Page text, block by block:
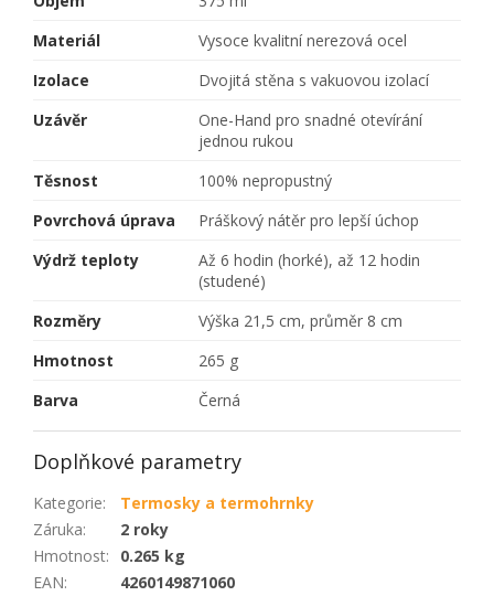
Materiál
Vysoce kvalitní nerezová ocel
Izolace
Dvojitá stěna s vakuovou izolací
Uzávěr
One-Hand pro snadné otevírání
jednou rukou
Těsnost
100% nepropustný
Povrchová úprava
Práškový nátěr pro lepší úchop
Výdrž teploty
Až 6 hodin (horké), až 12 hodin
(studené)
Rozměry
Výška 21,5 cm, průměr 8 cm
Hmotnost
265 g
Barva
Černá
Doplňkové parametry
Kategorie:
Termosky a termohrnky
Záruka:
2 roky
Hmotnost:
0.265 kg
EAN:
4260149871060